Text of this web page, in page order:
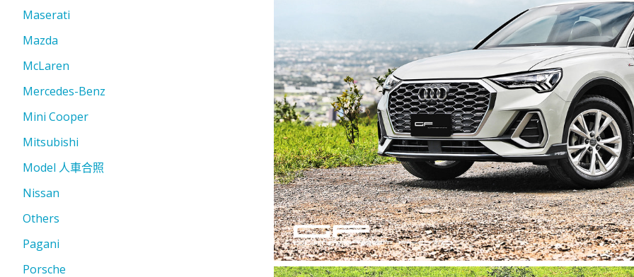
Maserati
Mazda
McLaren
Mercedes-Benz
Mini Cooper
Mitsubishi
Model 人車合照
Nissan
Others
Pagani
Porsche